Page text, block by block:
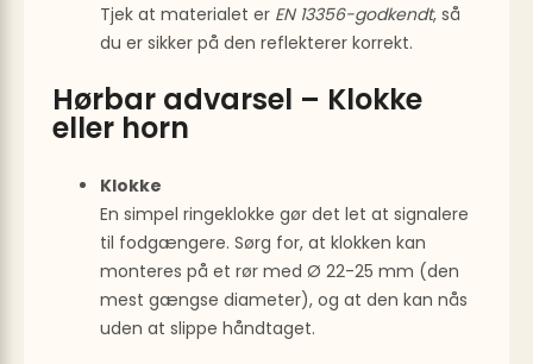
Tjek at materialet er EN 13356-godkendt, så
du er sikker på den reflekterer korrekt.
Hørbar advarsel – Klokke
eller horn
Klokke
En simpel ringeklokke gør det let at signalere
til fodgængere. Sørg for, at klokken kan
monteres på et rør med Ø 22-25 mm (den
mest gængse diameter), og at den kan nås
uden at slippe håndtaget.